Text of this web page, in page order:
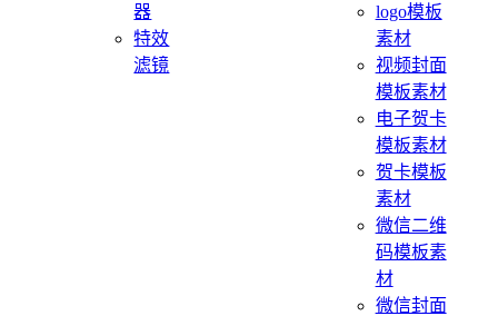
器
特效
滤镜
logo模板
素材
视频封面
模板素材
电子贺卡
模板素材
贺卡模板
素材
微信二维
码模板素
材
微信封面